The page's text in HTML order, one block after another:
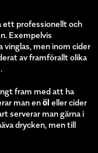
ett professionellt och
Exempelvis
vinglas, men inom cider
av framförallt olika
fram med att ha
man enöl eller cider
serverar man gärna i
drycken, men till